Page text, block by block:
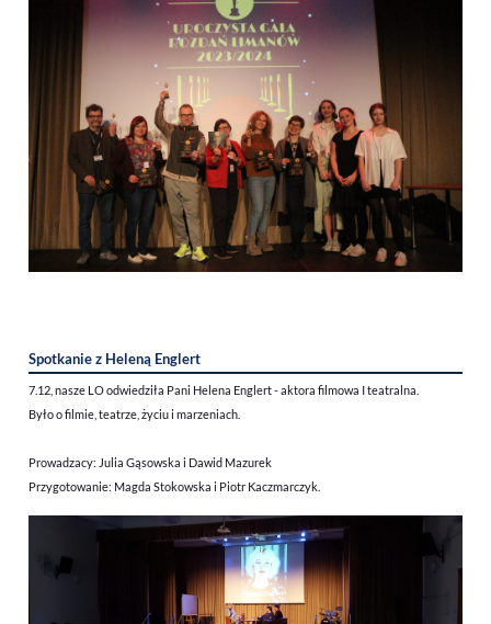
Spotkanie z Heleną Englert
7.12, nasze LO odwiedziła Pani Helena Englert - aktora filmowa I teatralna.
Było o filmie, teatrze, życiu i marzeniach.
Prowadzacy: Julia Gąsowska i Dawid Mazurek
Przygotowanie: Magda Stokowska i Piotr Kaczmarczyk.